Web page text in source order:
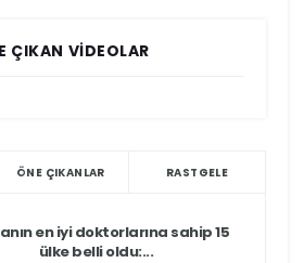
ÇIKAN VIDEOLAR
ÖNE ÇIKANLAR RASTGELE
en iyi doktorlarına sahip 15
ülke belli oldu:...